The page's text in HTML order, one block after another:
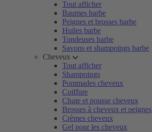
Tout afficher
Baumes barbe
Peignes et brosses barbe
Huiles barbe
Tondeuses barbe
Savons et shampoings barbe
Cheveux
Tout afficher
Shampoings
Pommades cheveux
Coiffure
Chute et pousse cheveux
Brosses à cheveux et peignes
Crèmes cheveux
Gel pour les cheveux